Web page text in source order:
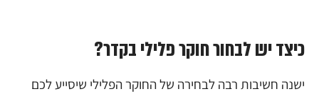
כיצד יש לבחור חוקר פלילי בקדר?
ישנה חשיבות רבה לבחירה של החוקר הפלילי שיסייע לכם